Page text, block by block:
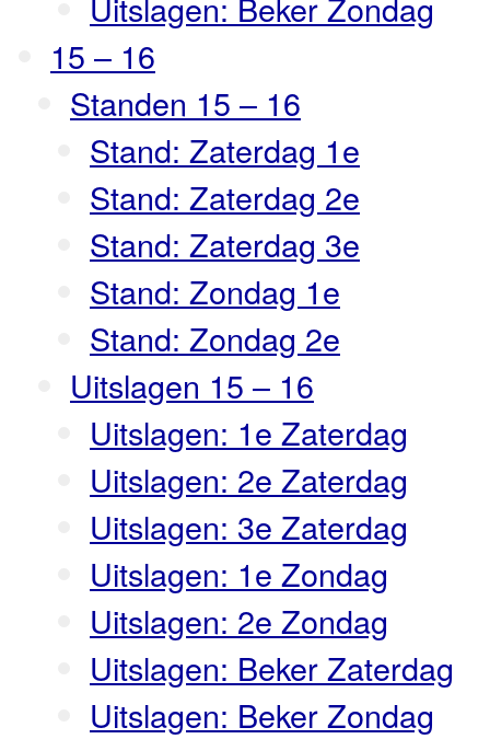
15 – 16
Standen 15 – 16
Stand: Zaterdag 1e
Stand: Zaterdag 2e
Stand: Zaterdag 3e
Stand: Zondag 1e
Stand: Zondag 2e
Uitslagen 15 – 16
Uitslagen: 1e Zaterdag
Uitslagen: 2e Zaterdag
Uitslagen: 3e Zaterdag
Uitslagen: 1e Zondag
Uitslagen: 2e Zondag
Uitslagen: Beker Zaterdag
Uitslagen: Beker Zondag